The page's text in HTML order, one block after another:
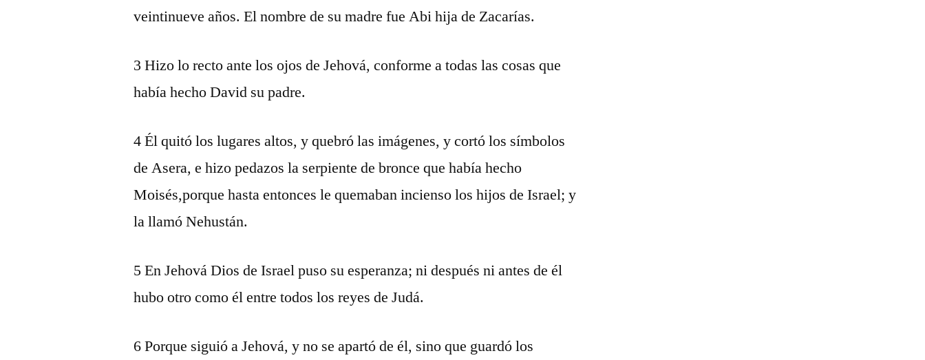
veintinueve años. El nombre de su madre fue Abi hija de Zacarías.
3 Hizo lo recto ante los ojos de Jehová, conforme a todas las cosas que
había hecho David su padre.
4 Él quitó los lugares altos, y quebró las imágenes, y cortó los símbolos
de Asera, e hizo pedazos la serpiente de bronce que había hecho
Moisés,porque hasta entonces le quemaban incienso los hijos de Israel; y
la llamó Nehustán.
5 En Jehová Dios de Israel puso su esperanza; ni después ni antes de él
hubo otro como él entre todos los reyes de Judá.
6 Porque siguió a Jehová, y no se apartó de él, sino que guardó los